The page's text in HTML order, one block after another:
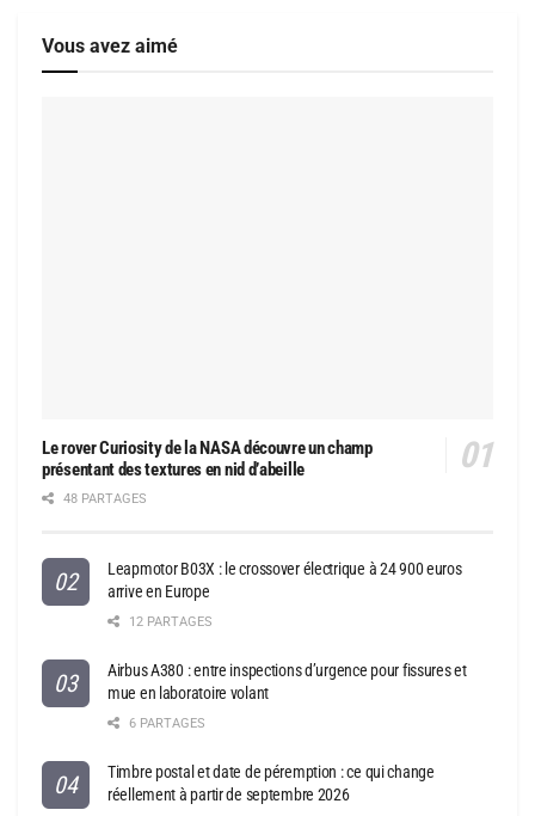
Vous avez aimé
Le rover Curiosity de la NASA découvre un champ
présentant des textures en nid d’abeille
48 PARTAGES
Leapmotor B03X : le crossover électrique à 24 900 euros
arrive en Europe
12 PARTAGES
Airbus A380 : entre inspections d’urgence pour fissures et
mue en laboratoire volant
6 PARTAGES
Timbre postal et date de péremption : ce qui change
réellement à partir de septembre 2026